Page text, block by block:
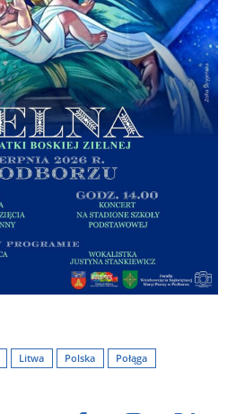
Litwa Polska
Połąga